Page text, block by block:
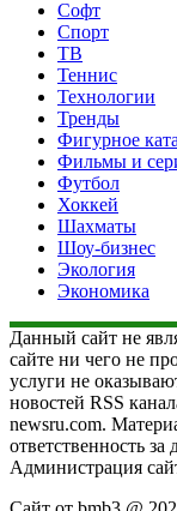
Софт
Спорт
ТВ
Теннис
Технологии
Тренды
Фигурное
Фильмы и
Футбол
Хоккей
Шахматы
Шоу-бизнес
Экология
Экономика
Данный сайт не
сайте ни чего не
услуги не
новостей RSS
newsru.com.
ответственность
Администрация